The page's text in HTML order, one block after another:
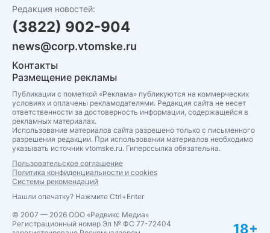
Редакция новостей:
(3822) 902-904
news@corp.vtomske.ru
Контакты
Размещение рекламы
Публикации с пометкой «Реклама» публикуются на коммерческих
условиях и оплачены рекламодателями. Редакция сайта не несет
ответственности за достоверность информации, содержащейся в
рекламных материалах.
Использование материалов сайта разрешено только с письменного
разрешения редакции. При использовании материалов необходимо
указывать источник vtomske.ru. Гиперссылка обязательна.
Пользовательское соглашение
Политика конфиденциальности и cookies
Системы рекомендаций
Нашли опечатку? Нажмите Ctrl+Enter
© 2007 — 2026 ООО «Редвикс Медиа»
Регистрационный номер Эл № ФС 77-72404
18+